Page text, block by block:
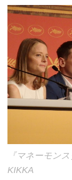
『マネーモン
KIKKA